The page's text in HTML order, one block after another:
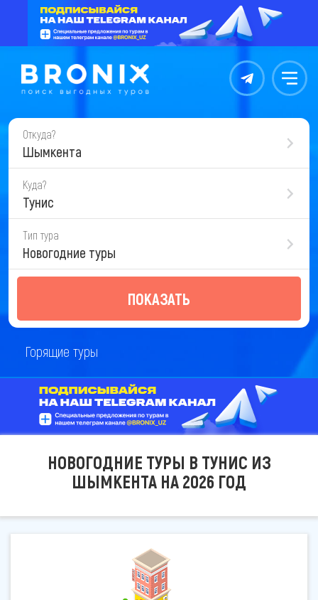
Контакты Меню
Откуда?
Шымкента
Куда?
Тунис
Тип тура
Новогодние туры
ПОКАЗАТЬ
Горящие туры
НОВОГОДНИЕ ТУРЫ В ТУНИС ИЗ
ШЫМКЕНТА НА 2026 ГОД